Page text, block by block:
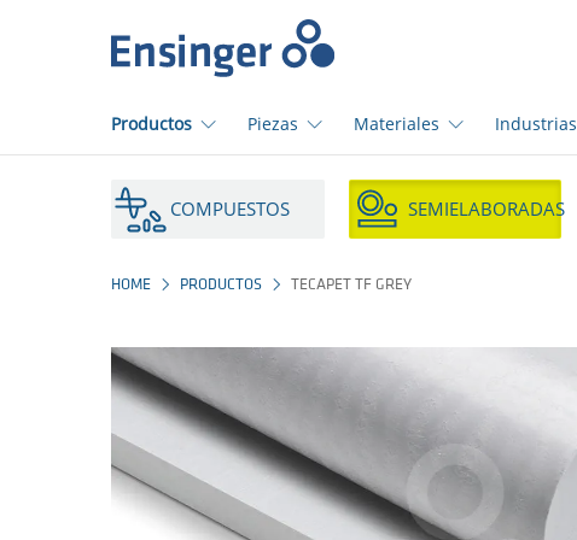
Productos Piezas Materiales Industrias
COMPUESTOS SEMIELABORADAS
HOME PRODUCTOS TECAPET TF GREY